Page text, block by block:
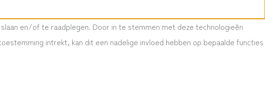
en/of te raadplegen. Door in te stemmen met deze technologieën
intrekt, kan dit een nadelige invloed hebben op bepaalde functies